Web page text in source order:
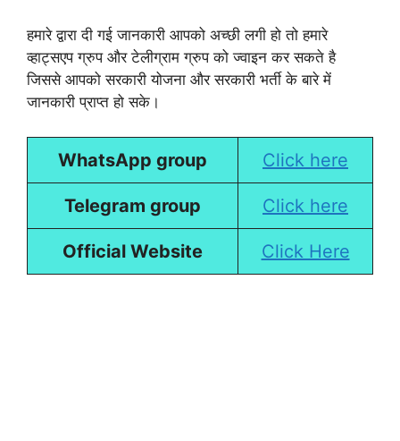
हमारे द्वारा दी गई जानकारी आपको अच्छी लगी हो तो हमारे
व्हाट्सएप ग्रुप और टेलीग्राम ग्रुप को ज्वाइन कर सकते है
जिससे आपको सरकारी योजना और सरकारी भर्ती के बारे में
जानकारी प्राप्त हो सके।
WhatsApp group Click here
Telegram group Click here
Official Website Click Here